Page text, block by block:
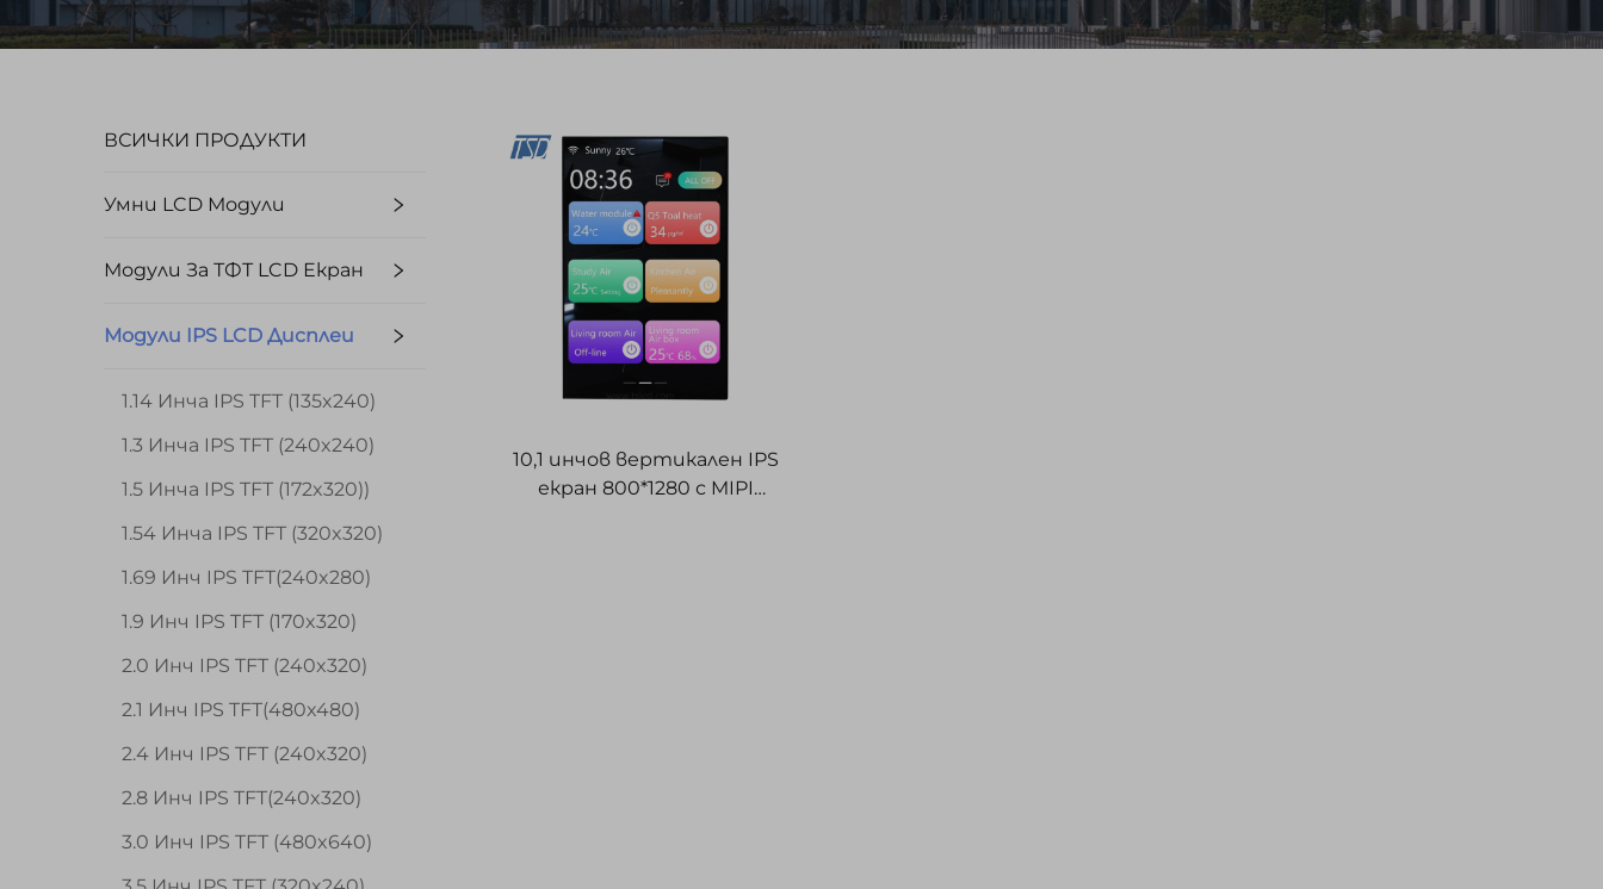
ВСИЧКИ ПРОДУКТИ
Умни LCD Модули
Модули За ТФТ LCD Екран
Модули IPS LCD Дисплеи
1.14 Инча IPS TFT (135x240)
1.3 Инча IPS TFT (240x240)
1.5 Инча IPS TFT (172x320))
1.54 Инча IPS TFT (320x320)
1.69 Инч IPS TFT(240x280)
1.9 Инч IPS TFT (170x320)
2.0 Инч IPS TFT (240x320)
2.1 Инч IPS TFT(480x480)
2.4 Инч IPS TFT (240x320)
2.8 Инч IPS TFT(240x320)
3.0 Инч IPS TFT (480x640)
10,1 инчов вертикален IPS
екран 800*1280 с MIPI